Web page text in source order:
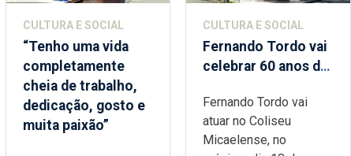
CULTURA E SOCIAL
“Tenho uma vida
completamente
cheia de trabalho,
dedicação, gosto e
muita paixão”
CULTURA E SOCIAL
Fernando Tordo vai
celebrar 60 anos de
Micaelense
Fernando Tordo vai
atuar no Coliseu
Micaelense, no